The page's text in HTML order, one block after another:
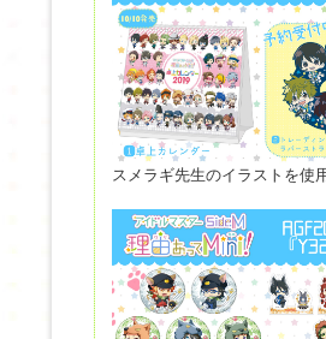
スメラギ先生のイラストを使